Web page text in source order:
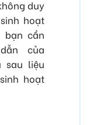
duy
hoạt
bạn cần
của
sau liệu
hoạt